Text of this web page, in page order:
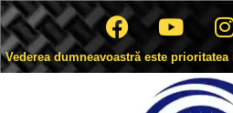
Vederea dumneavoastră este prioritatea